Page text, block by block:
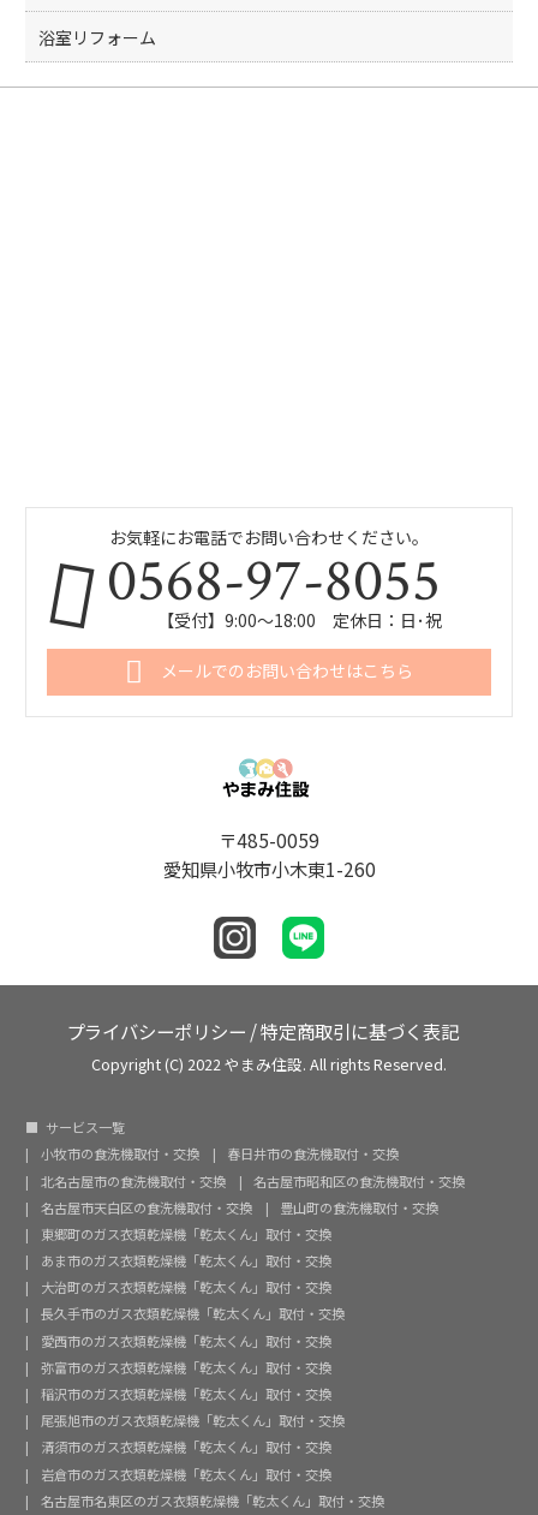
浴室リフォーム
お気軽にお電話でお問い合わせください。
0568-97-8055
【受付】9:00～18:00 定休日：日･祝
メールでのお問い合わせはこちら
〒485-0059
愛知県小牧市小木東1-260
プライバシーポリシー /特定商取引に基づく表記
Copyright (C) 2022 やまみ住設. All rights Reserved.
サービス一覧
小牧市の食洗機取付・交換
春日井市の食洗機取付・交換
北名古屋市の食洗機取付・交換
名古屋市昭和区の食洗機取付・交換
名古屋市天白区の食洗機取付・交換
豊山町の食洗機取付・交換
東郷町のガス衣類乾燥機「乾太くん」取付・交換
あま市のガス衣類乾燥機「乾太くん」取付・交換
大治町のガス衣類乾燥機「乾太くん」取付・交換
長久手市のガス衣類乾燥機「乾太くん」取付・交換
愛西市のガス衣類乾燥機「乾太くん」取付・交換
弥富市のガス衣類乾燥機「乾太くん」取付・交換
稲沢市のガス衣類乾燥機「乾太くん」取付・交換
尾張旭市のガス衣類乾燥機「乾太くん」取付・交換
清須市のガス衣類乾燥機「乾太くん」取付・交換
岩倉市のガス衣類乾燥機「乾太くん」取付・交換
名古屋市名東区のガス衣類乾燥機「乾太くん」取付・交換